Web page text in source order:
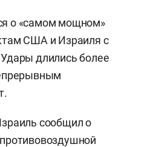
о «самом мощном»
США и Израиля с
длились более
сообщил о